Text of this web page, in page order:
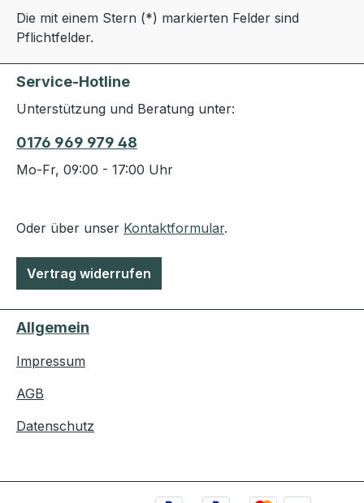
Die mit einem Stern (*) markierten Felder sind
Pflichtfelder.
Service-Hotline
Unterstützung und Beratung unter:
0176 969 979 48
Mo-Fr, 09:00 - 17:00 Uhr
Oder über unser Kontaktformular.
Vertrag widerrufen
Allgemein
Impressum
AGB
Datenschutz